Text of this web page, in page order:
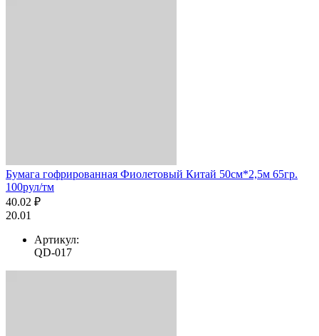
Бумага гофрированная Фиолетовый Китай 50см*2,5м 65гр.
100рул/тм
40.02 ₽
20.01
Артикул:
QD-017